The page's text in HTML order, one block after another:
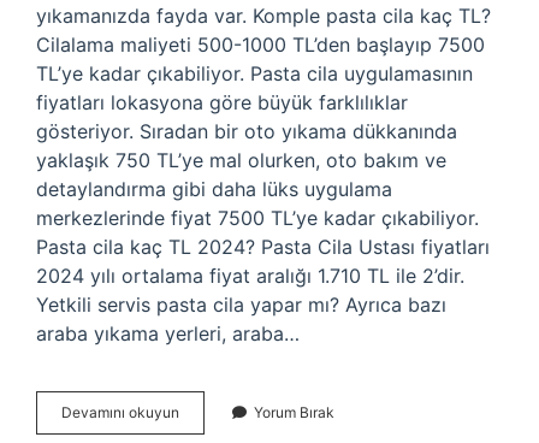
yıkamanızda fayda var. Komple pasta cila kaç TL?
Cilalama maliyeti 500-1000 TL’den başlayıp 7500
TL’ye kadar çıkabiliyor. Pasta cila uygulamasının
fiyatları lokasyona göre büyük farklılıklar
gösteriyor. Sıradan bir oto yıkama dükkanında
yaklaşık 750 TL’ye mal olurken, oto bakım ve
detaylandırma gibi daha lüks uygulama
merkezlerinde fiyat 7500 TL’ye kadar çıkabiliyor.
Pasta cila kaç TL 2024? Pasta Cila Ustası fiyatları
2024 yılı ortalama fiyat aralığı 1.710 TL ile 2’dir.
Yetkili servis pasta cila yapar mı? Ayrıca bazı
araba yıkama yerleri, araba…
Devamını okuyun
Yıkama
Yorum Bırak